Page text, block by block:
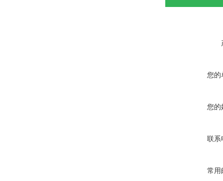
您的
您的
联系
常用